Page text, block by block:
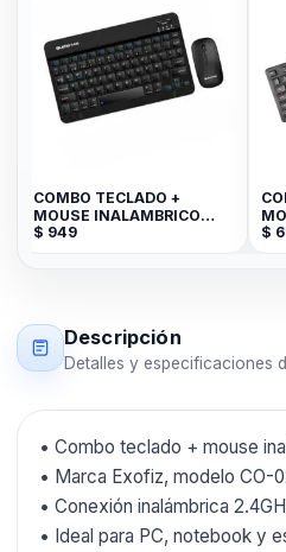
COMBO TECLADO +
MOUSE INALAMBRICO
LEDSTAR LI-T01
$ 949 $
Descripción
Detalles y especificaciones
• Combo teclado + mouse
• Marca Exofiz, modelo CO-
• Conexión inalámbrica
• Ideal para PC, notebook y